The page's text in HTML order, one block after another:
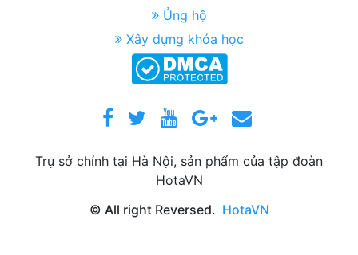
Ủng hộ
Xây dựng khóa học
Trụ sở chính tại Hà Nội, sản phẩm của tập đoàn
HotaVN
© All right Reversed. HotaVN